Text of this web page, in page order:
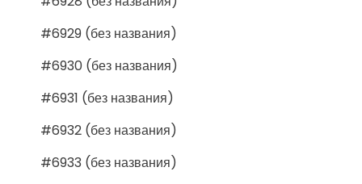
#6929 (без названия)
#6930 (без названия)
#6931 (без названия)
#6932 (без названия)
#6933 (без названия)